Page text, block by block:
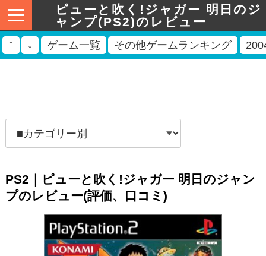
ピューと吹く!ジャガー 明日のジ
ャンプ(PS2)のレビュー
↑ ↓ ゲーム一覧 その他ゲームランキング
PS2｜ピューと吹く!ジャガー 明日のジャン
プのレビュー(評価、口コミ)